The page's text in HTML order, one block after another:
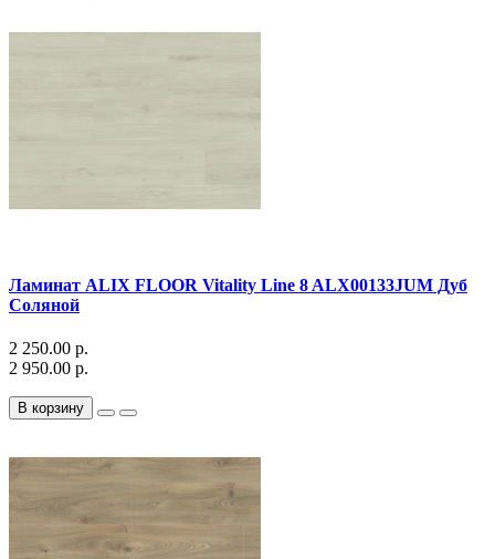
Ламинат ALIX FLOOR Vitality Line 8 ALX00133JUM Дуб
Соляной
2 250.00 р.
2 950.00 р.
В корзину